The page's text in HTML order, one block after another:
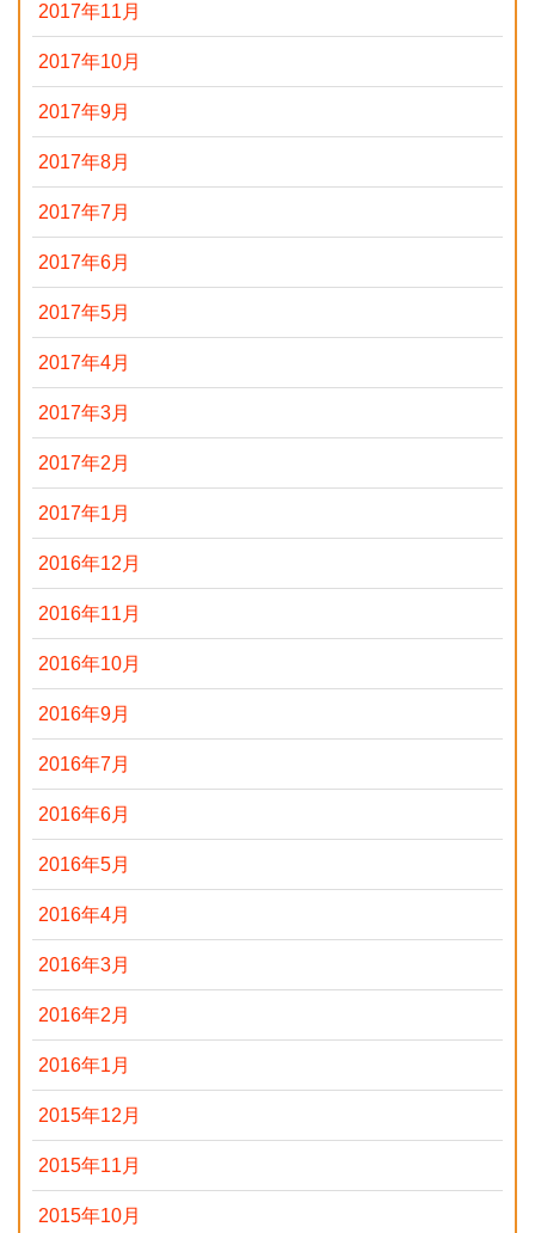
2017年11月
2017年10月
2017年9月
2017年8月
2017年7月
2017年6月
2017年5月
2017年4月
2017年3月
2017年2月
2017年1月
2016年12月
2016年11月
2016年10月
2016年9月
2016年7月
2016年6月
2016年5月
2016年4月
2016年3月
2016年2月
2016年1月
2015年12月
2015年11月
2015年10月